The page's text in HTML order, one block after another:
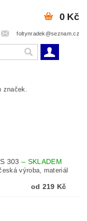
foltynradek@seznam.cz
0 Kč
značek.
303– SKLADEM
výroba, materiál
od 219 Kč